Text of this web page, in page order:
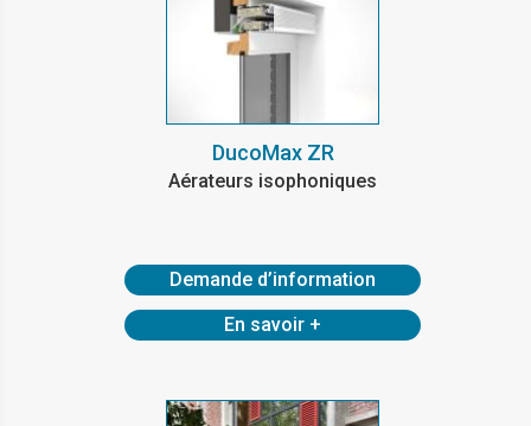
DucoMax ZR
Aérateurs isophoniques
Demande d’information
En savoir +